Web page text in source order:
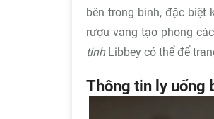
bên trong bình, đặc biệt
rượu vang tạo phong
tinhLibbey có thể để
Thông tin ly uống